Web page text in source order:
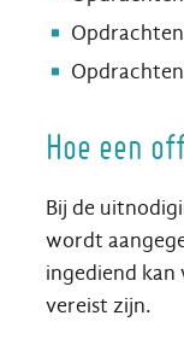
Hoe een
Bij de
wordt
ingediend
vereist zijn.